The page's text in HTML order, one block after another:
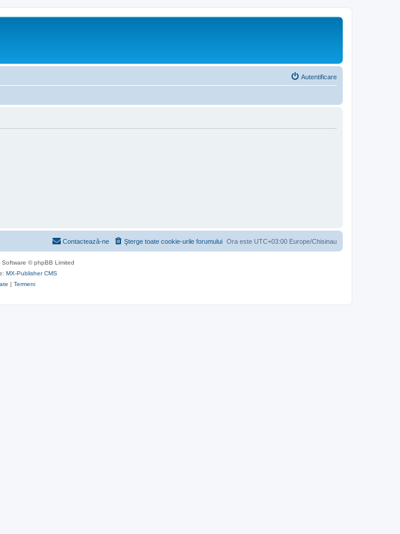
Autentificare
Ora este UTC+03:00 Europe/Chisinau
Şterge toate cookie-urile forumului
Contactează-ne
Software © phpBB Limited
MX-Publisher CMS
| Termeni